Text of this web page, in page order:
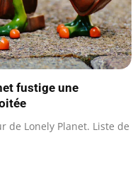
fustige une
de Lonely Planet. Liste de